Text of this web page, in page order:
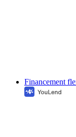
Financement